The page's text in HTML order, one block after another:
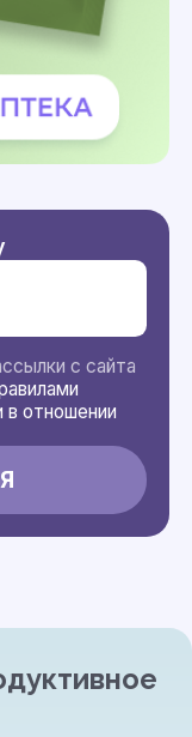
с сайта
в отношении